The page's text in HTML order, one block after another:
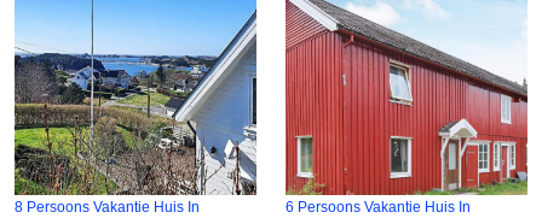
8 Persoons Vakantie Huis In 6 Persoons Vakantie Huis In